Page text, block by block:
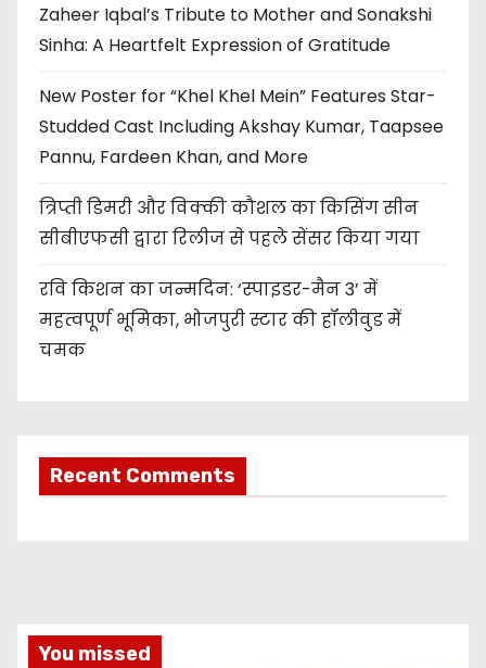
Zaheer Iqbal’s Tribute to Mother and Sonakshi
Sinha: A Heartfelt Expression of Gratitude
New Poster for “Khel Khel Mein” Features Star-
Studded Cast Including Akshay Kumar, Taapsee
Pannu, Fardeen Khan, and More
त्रिप्ती डिमरी और विक्की कौशल का किसिंग सीन
सीबीएफसी द्वारा रिलीज से पहले सेंसर किया गया
रवि किशन का जन्मदिन: ‘स्पाइडर-मैन 3’ में
महत्वपूर्ण भूमिका, भोजपुरी स्टार की हॉलीवुड में
चमक
Recent Comments
You missed